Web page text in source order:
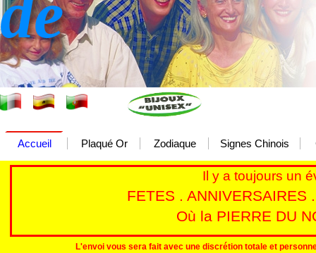
Accueil Plaqué Or Zodiaque Signes Chinois
Il y a toujours un
FETES . ANNIVERSAIRES
Où la PIERRE DU
L'envoi vous sera fait avec une discrétion totale et